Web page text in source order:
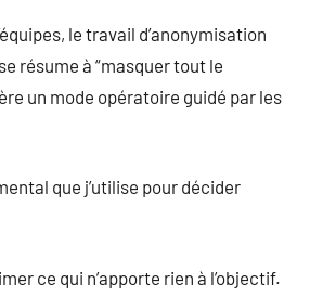
le travail d’anonymisation
résume à “masquer tout le
un mode opératoire guidé par les
que j’utilise pour décider
ce qui n’apporte rien à l’objectif.